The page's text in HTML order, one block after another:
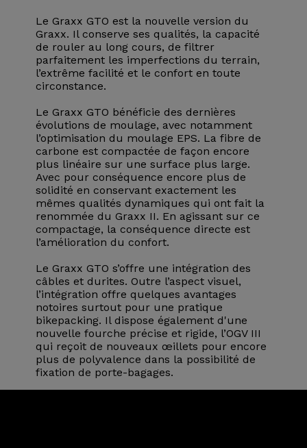
Le Graxx GTO est la nouvelle version du
Graxx. Il conserve ses qualités, la capacité
de rouler au long cours, de filtrer
parfaitement les imperfections du terrain,
l’extrême facilité et le confort en toute
circonstance.
Le Graxx GTO bénéficie des dernières
évolutions de moulage, avec notamment
l’optimisation du moulage EPS. La fibre de
carbone est compactée de façon encore
plus linéaire sur une surface plus large.
Avec pour conséquence encore plus de
solidité en conservant exactement les
mêmes qualités dynamiques qui ont fait la
renommée du Graxx II. En agissant sur ce
compactage, la conséquence directe est
l’amélioration du confort.
Le Graxx GTO s’offre une intégration des
câbles et durites. Outre l’aspect visuel,
l’intégration offre quelques avantages
notoires surtout pour une pratique
bikepacking. Il dispose également d'une
nouvelle fourche précise et rigide, l’OGV III
qui reçoit de nouveaux œillets pour encore
plus de polyvalence dans la possibilité de
fixation de porte-bagages.